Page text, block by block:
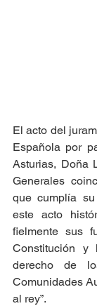
El acto del
Española por
Asturias, Doña
Generales
que cumplía
este acto
fielmente sus
Constitución y
derecho de
Comunidades
al rey”.